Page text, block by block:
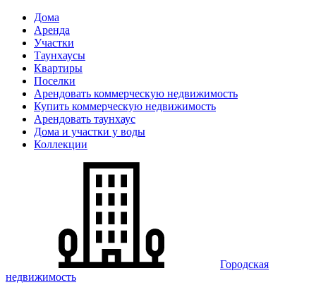
Дома
Аренда
Участки
Таунхаусы
Квартиры
Поселки
Арендовать коммерческую недвижимость
Купить коммерческую недвижимость
Арендовать таунхаус
Дома и участки у воды
Коллекции
Городская
недвижимость